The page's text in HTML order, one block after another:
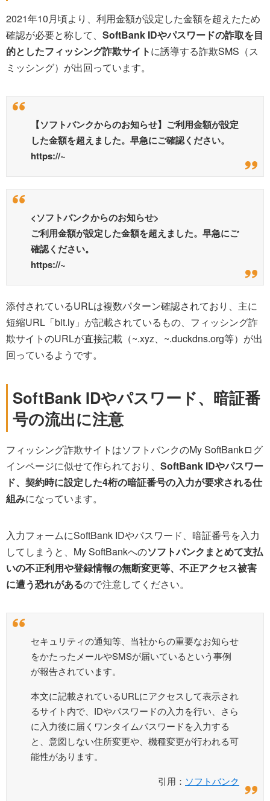
2021年10月頃より、利用金額が設定した金額を超えたため
確認が必要と称して、 SoftBank IDやパスワードの詐取を目
的としたフィッシング詐欺サイトに誘導する詐欺SMS（ス
ミッシング）が出回っています。
【ソフトバンクからのお知らせ】ご利用金額が設定
した金額を超えました。早急にご確認ください。
https://~
<ソフトバンクからのお知らせ>
ご利用金額が設定した金額を超えました。早急にご
確認ください。
https://~
添付されているURLは複数パターン確認されており、主に
短縮URL「bit.ly」が記載されているもの、フィッシング詐
欺サイトのURLが直接記載（~.xyz、~.duckdns.org等）が出
回っているようです。
SoftBank IDやパスワード、暗証番
号の流出に注意
フィッシング詐欺サイトはソフトバンクのMy SoftBankログ
インページに似せて作られており、 SoftBank IDやパスワー
ド、契約時に設定した4桁の暗証番号の入力が要求される仕
組みになっています。
入力フォームにSoftBank IDやパスワード、暗証番号を入力
してしまうと、My SoftBankへのソフトバンクまとめて支払
いの不正利用や登録情報の無断変更等、不正アクセス被害
に遭う恐れがあるので注意してください。
セキュリティの通知等、当社からの重要なお知らせ
をかたったメールやSMSが届いているという事例
が報告されています。
本文に記載されているURLにアクセスして表示され
るサイト内で、IDやパスワードの入力を行い、さら
に入力後に届くワンタイムパスワードを入力する
と、意図しない住所変更や、機種変更が行われる可
能性があります。
引用： ソフトバンク